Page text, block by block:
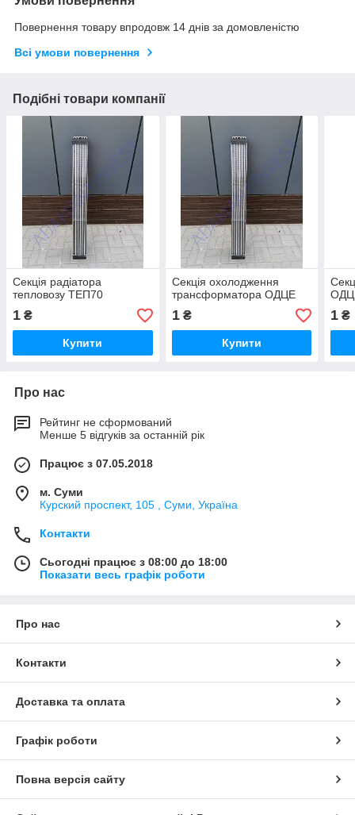
Повернення товару впродовж 14 днів за домовленістю
Всі умови повернення
Подібні товари компанії
Секція радіатора
тепловозу ТЕП70
1 ₴
Купити
Секція охолодження
трансформатора ОДЦЕ
1₴
Купити
1 ₴
Про нас
Рейтинг не сформований
Менше 5 відгуків за останній рік
Працює з 07.05.2018
м. Суми
Курский проспект, 105 , Суми, Україна
Контакти
Сьогодні працює з 08:00 до 18:00
Показати весь графік роботи
Про нас
Контакти
Доставка та оплата
Графік роботи
Повна версія сайту